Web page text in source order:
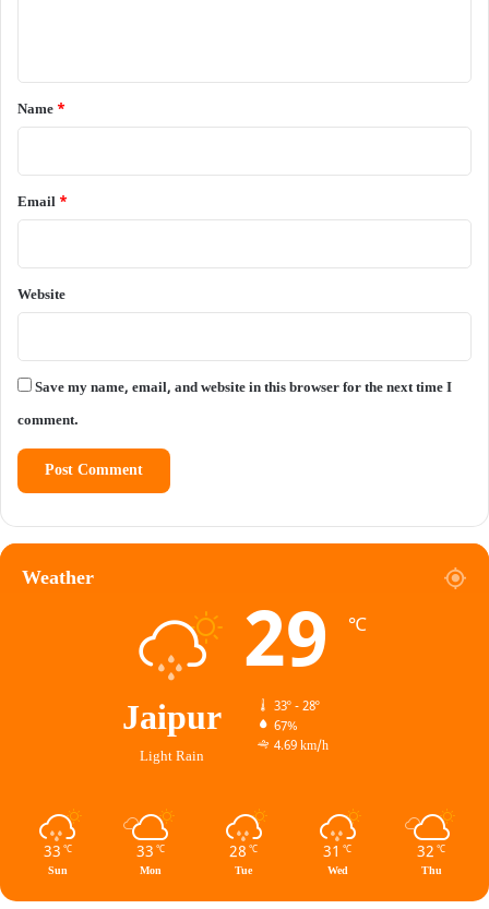
*
Name *
Email *
Website
Save my name, email, and website in this browser for the next time I
comment.
Weather
Jaipur
Light Rain
29 ℃
33º - 28º
67%
4.69 km/h
33 ℃
Sun
33 ℃
Mon
28 ℃
Tue
31 ℃
Wed
32 ℃
Thu